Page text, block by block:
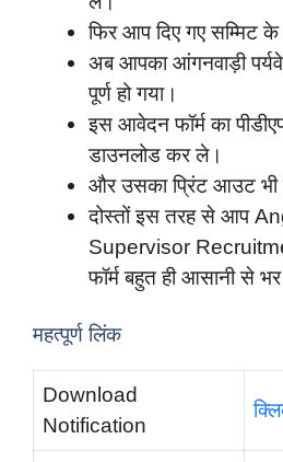
फिर आप दिए गए सम्मिट
अब आपका आंगनवाड़ी
पूर्ण हो गया।
इस आवेदन फॉर्म का
डाउनलोड कर ले।
और उसका प्रिंट आउट भी
दोस्तों इस तरह से आप
Supervisor
फॉर्म बहुत ही आसानी से
महत्पूर्ण लिंक
Download
Notification